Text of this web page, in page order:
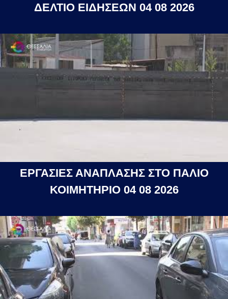
ΔΕΛΤΙΟ ΕΙΔΗΣΕΩΝ 04 08 2026
ΕΡΓΑΣΙΕΣ ΑΝΑΠΛΑΣΗΣ ΣΤΟ ΠΑΛΙΟ
ΚΟΙΜΗΤΗΡΙΟ 04 08 2026